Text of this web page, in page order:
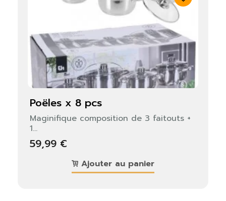
poëles x 8 pcs
Maginifique composition de 3 faitouts +
1...
59,99 €
Ajouter au panier